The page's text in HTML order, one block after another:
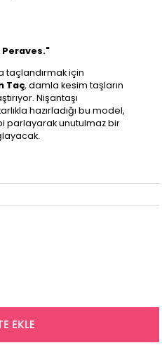
taçlandırmak için
Taç, damla kesim taşların
Nişantaşı
hazırladığı bu model,
parlayarak unutulmaz bir